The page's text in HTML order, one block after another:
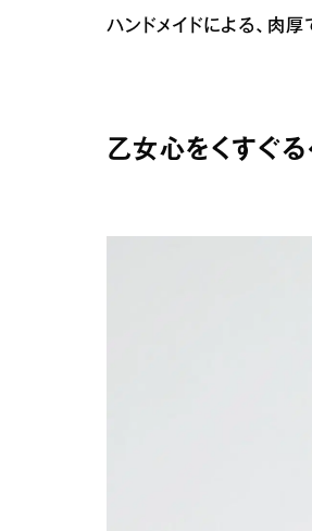
ハンドメイドによる、肉
乙女心をくすぐ